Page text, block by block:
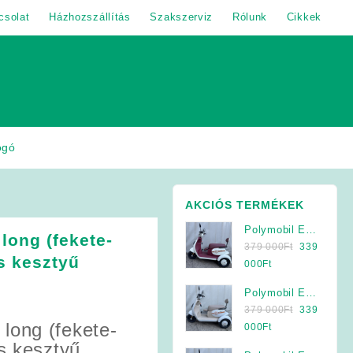
Házhozszállítás Szakszerviz Rólunk Cikkek
(fekete-
kesztyű
long (fekete-
AKCIÓS TERMÉKEK
Polymobil E-
MOB 40/A
Elektromos
Jármű (Krém-
Bordó)
379 000Ft Original
379
000Ft.
339
000FtCurrent
is:
339
000Ft.
Polymobil E-
MOB 40/A
Elektromos
379 000Ft Original
339
000FtCurrent